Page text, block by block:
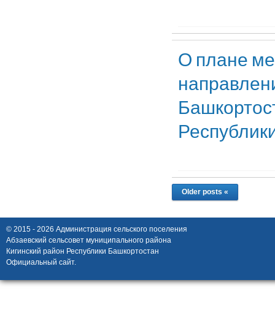
О плане
Older posts «
© 2015 - 2026 Администрация сельского поселения
Абзаевский сельсовет муниципального района
Кигинский район Республики Башкортостан
Официальный сайт.